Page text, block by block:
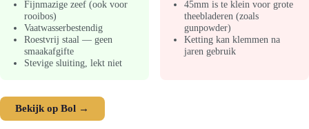
Fijnmazige zeef (ook voor
rooibos)
Vaatwasserbestendig
Roestvrij staal — geen
smaakafgifte
Stevige sluiting, lekt niet
45mm is te klein voor grote
theebladeren (zoals
gunpowder)
Ketting kan klemmen na
jaren gebruik
Bekijk op Bol →